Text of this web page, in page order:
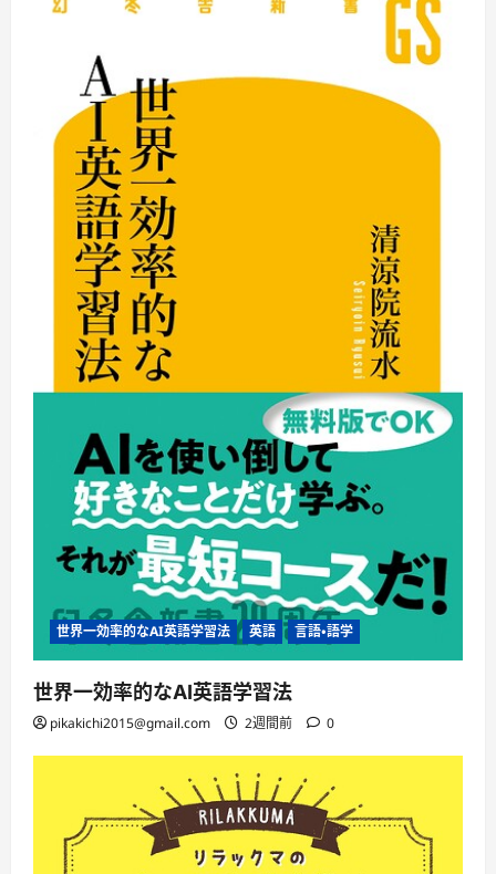
世界一効率的なAI英語学習法 英語 言語・語学
世界一効率的なAI英語学習法
pikakichi2015@gmail.com 2週間前 0